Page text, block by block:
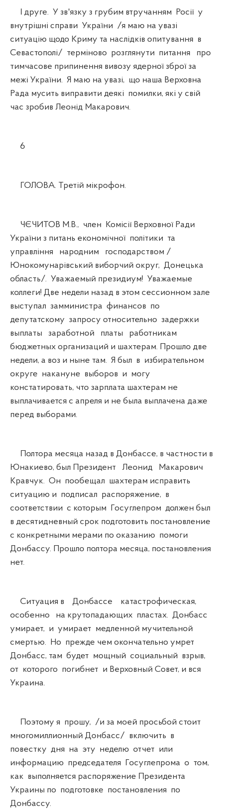
І друге. У зв'язку з грубим втручанням Росії у
внутрішні справи України /я маю на увазі
ситуацію щодо Криму та наслідків опитування в
Севастополі/ терміново розглянути питання про
тимчасове припинення вивозу ядерної зброї за
межі України. Я маю на увазі, що наша Верховна
Рада мусить виправити деякі помилки, які у свій
час зробив Леонід Макарович.
6
ГОЛОВА. Третій мікрофон.
ЧЄЧИТОВ М.В., член Комісії Верховної Ради
України з питань економічної політики та
управління народним господарством /
Юнокомунарівський виборчий округ, Донецька
область/. Уважаемый президиум! Уважаемые
коллеги! Две недели назад в этом сессионном зале
выступал замминистра финансов по
депутатскому запросу относительно задержки
выплаты заработной платы работникам
бюджетных организаций и шахтерам. Прошло две
недели, а воз и ныне там. Я был в избирательном
округе накануне выборов и могу
констатировать, что зарплата шахтерам не
выплачивается с апреля и не была выплачена даже
перед выборами.
Полтора месяца назад в Донбассе, в частности в
Юнакиево, был Президент Леонид Макарович
Кравчук. Он пообещал шахтерам исправить
ситуацию и подписал распоряжение, в
соответствии с которым Госуглепром должен был
в десятидневный срок подготовить постановление
с конкретными мерами по оказанию помоги
Донбассу. Прошло полтора месяца, постановления
нет.
Ситуация в Донбассе катастрофическая,
особенно на крутопадающих пластах. Донбасс
умирает, и умирает медленной мучительной
смертью. Но прежде чем окончательно умрет
Донбасс, там будет мощный социальный взрыв,
от которого погибнет и Верховный Совет, и вся
Украина.
Поэтому я прошу, /и за моей просьбой стоит
многомиллионный Донбасс/ включить в
повестку дня на эту неделю отчет или
информацию председателя Госуглепрома о том,
как выполняется распоряжение Президента
Украины по подготовке постановления по
Донбассу.